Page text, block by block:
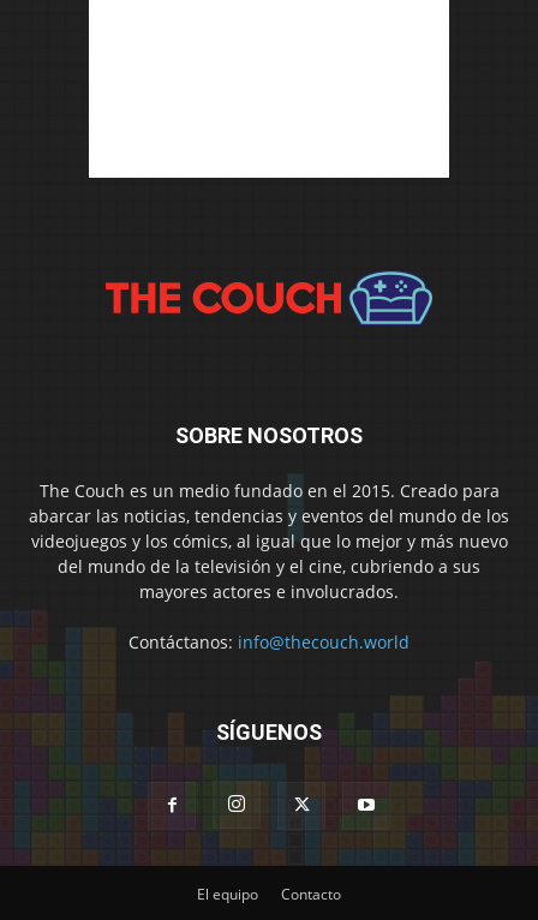
SOBRE NOSOTROS
The Couch es un medio fundado en el 2015. Creado para
abarcar las noticias, tendencias y eventos del mundo de los
videojuegos y los cómics, al igual que lo mejor y más nuevo
del mundo de la televisión y el cine, cubriendo a sus
mayores actores e involucrados.
Contáctanos: info@thecouch.world
SÍGUENOS
El equipo Contacto